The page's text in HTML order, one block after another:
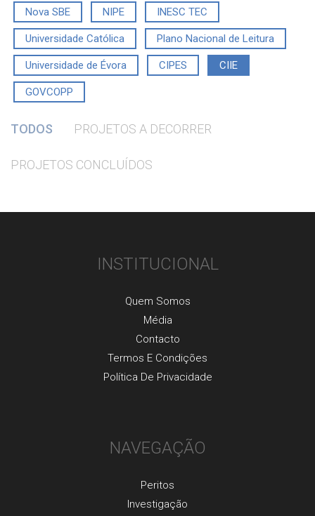
Nova SBE NIPE INESC TEC
Universidade Católica Plano Nacional de Leitura
Universidade de Évora CIPES CIIE
GOVCOPP
TODOS PROJETOS A DECORRER
PROJETOS CONCLUÍDOS
INSTITUCIONAL
Quem Somos
Média
Contacto
Termos E Condições
Política De Privacidade
NAVEGAÇÃO
Peritos
Investigaçãо